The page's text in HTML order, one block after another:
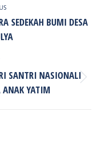
SEDEKAH BUMI DESA
SANTRI NASIONALI
YATIM